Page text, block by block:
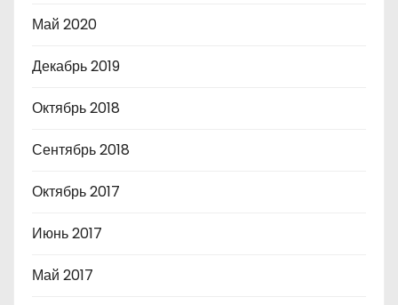
Май 2020
Декабрь 2019
Октябрь 2018
Сентябрь 2018
Октябрь 2017
Июнь 2017
Май 2017